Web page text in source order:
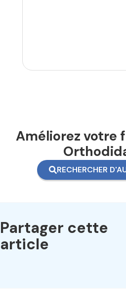
Améliorez votre
RECHERCHER
Partager cette
article